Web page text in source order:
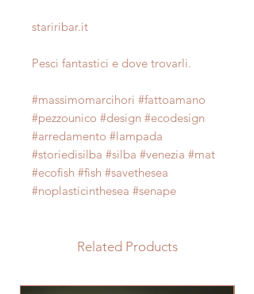
stariribar.it
Pesci fantastici e dove trovarli.
#massimomarcihori #fattoamano
#pezzounico #design #ecodesign
#arredamento #lampada
#storiedisilba #silba #venezia #mat
#ecofish #fish #savethesea
#noplasticinthesea #senape
Related Products